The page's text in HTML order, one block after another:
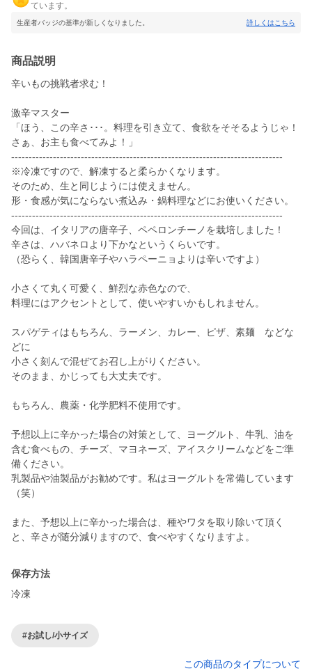
ています。
生産者バッジの基準が新しくなりました。 詳しくはこちら
商品説明
辛いもの挑戦者求む！
激辛マスター
「ほう、この辛さ･･･。料理を引き立て、食欲をそそるようじゃ！
さぁ、お主も食べてみよ！」
------------------------------------------------------------------------------
※冷凍ですので、解凍すると柔らかくなります。
そのため、生と同じようには使えません。
形・食感が気にならない煮込み・鍋料理などにお使いください。
------------------------------------------------------------------------------
今回は、イタリアの唐辛子、ペペロンチーノを栽培しました！
辛さは、ハバネロより下かなというくらいです。
（恐らく、韓国唐辛子やハラペーニョよりは辛いですよ）
小さくて丸く可愛く、鮮烈な赤色なので、
料理にはアクセントとして、使いやすいかもしれません。
スパゲティはもちろん、ラーメン、カレー、ピザ、素麺 などな
どに
小さく刻んで混ぜてお召し上がりください。
そのまま、かじっても大丈夫です。
もちろん、農薬・化学肥料不使用です。
予想以上に辛かった場合の対策として、ヨーグルト、牛乳、油を
含む食べもの、チーズ、マヨネーズ、アイスクリームなどをご準
備ください。
乳製品や油製品がお勧めです。私はヨーグルトを常備しています
（笑）
また、予想以上に辛かった場合は、種やワタを取り除いて頂く
と、辛さが随分減りますので、食べやすくなりますよ。
保存方法
冷凍
#お試し/小サイズ
この商品のタイプについて